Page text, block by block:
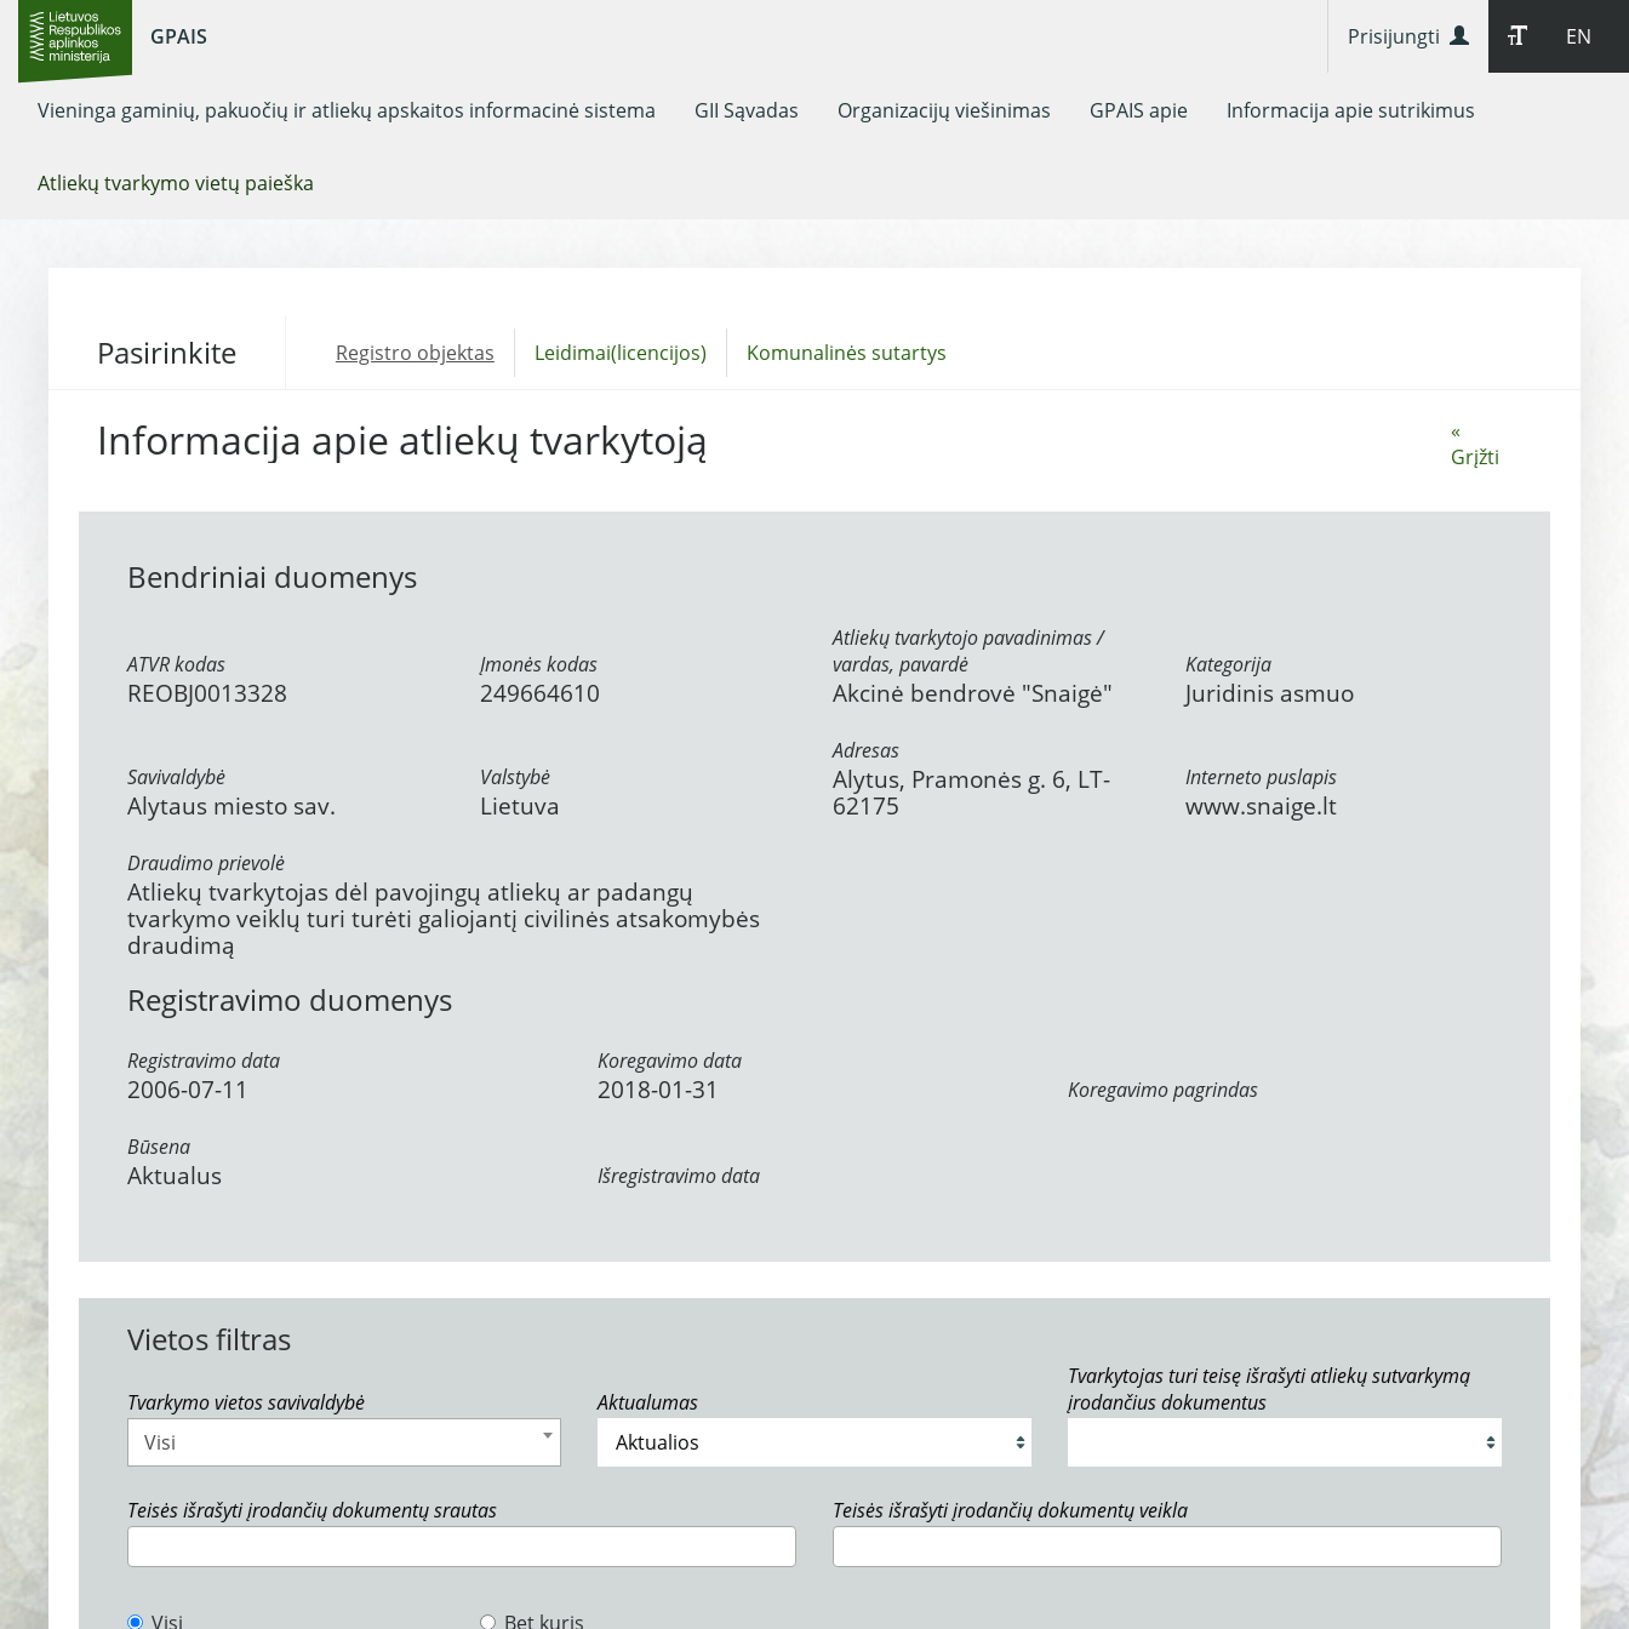
GPAIS EN
Prisijungti
Vieninga gaminių, pakuočių ir atliekų apskaitos informacinė sistema GII Sąvadas Organizacijų viešinimas GPAIS apie Informacija apie sutrikimus
Atliekų tvarkymo vietų paieška
Pasirinkite Registro objektas Leidimai(licencijos) Komunalinės sutartys
«
Grįžti
Informacija apie atliekų tvarkytoją
Bendriniai duomenys
ATVR kodas
REOBJ0013328
Įmonės kodas
249664610
Atliekų tvarkytojo pavadinimas /
vardas, pavardė
Akcinė bendrovė "Snaigė"
Kategorija
Juridinis asmuo
Savivaldybė
Alytaus miesto sav.
Valstybė
Lietuva
Adresas
Alytus, Pramonės g. 6, LT-
62175
Interneto puslapis
www.snaige.lt
Draudimo prievolė
Atliekų tvarkytojas dėl pavojingų atliekų ar padangų
tvarkymo veiklų turi turėti galiojantį civilinės atsakomybės
draudimą
Registravimo duomenys
Registravimo data
2006-07-11
Koregavimo data
2018-01-31 Koregavimo pagrindas
Būsena
Aktualus Išregistravimo data
Vietos filtras
Tvarkymo vietos savivaldybė
Visi
Aktualumas
Tvarkytojas turi teisę išrašyti atliekų sutvarkymą
įrodančius dokumentus
Teisės išrašyti įrodančių dokumentų srautas Teisės išrašyti įrodančių dokumentų veikla
Visi
Bet kuris